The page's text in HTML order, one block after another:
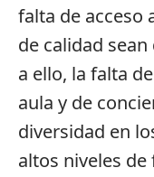
falta de acceso
de calidad
a ello, la falta
aula y de
diversidad en
altos niveles de